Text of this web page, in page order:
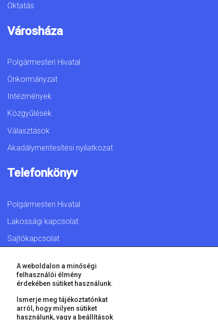
Oktatás
Városháza
Polgármesteri Hivatal
Önkormányzat
Intézmények
Közgyűlések
Választások
Akadálymentesítési nyilatkozat
Telefonkönyv
Polgármesteri Hivatal
Lakossági kapcsolat
Sajtókapcsolat
© 2026 Győr Megyei Jogú Város • Minden jog fenntartva!
A weboldalon a minőségi
felhasználói élmény
érdekében sütiket használunk.
Ismerje meg tájékoztatónkat
arról, hogy milyen sütiket
használunk, vagy a beállítások